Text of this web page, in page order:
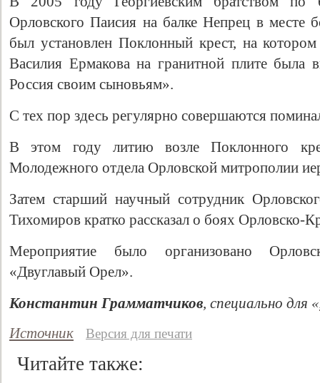
Орловского Паисия на балке Непрец в месте
был установлен Поклонный крест, на
Василия Ермакова на гранитной плите была
Россия своим сыновьям».
С тех пор здесь регулярно совершаются
В этом году литию возле Поклонного
Молодежного отдела Орловской митрополии
Затем старший научный сотрудник
Тихомиров кратко рассказал о боях Орловско-
Мероприятие было организовано
«Двуглавый Орел».
Константин Грамматчиков, специально для «
Источник
Версия для печати
Читайте также: